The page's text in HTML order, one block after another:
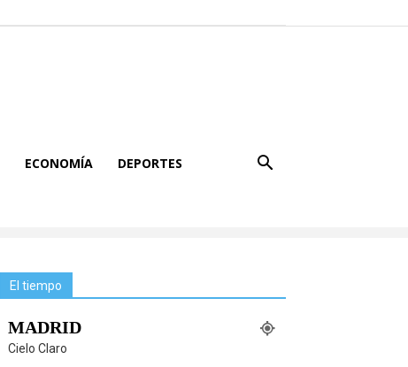
ECONOMÍA DEPORTES
El tiempo
MADRID
Cielo Claro